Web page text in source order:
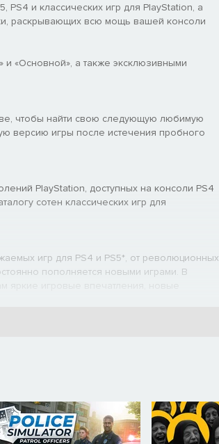
PS4 и классических игр для PlayStation, а
раскрывающих всю мощь вашей консоли
и «Основной», а также эксклюзивными
чтобы найти свою следующую любимую
версию игры после истечения пробного
PlayStation, доступных на консоли PS4
сотен классических игр для
игр для PS4 и PS5*, от революционных
пополняется новыми играми. В
регулярно к ним добавляются игры для